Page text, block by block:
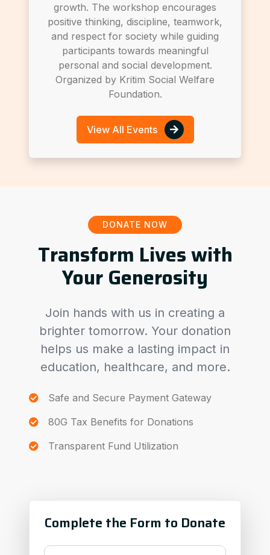
growth. The workshop encourages
positive thinking, discipline, teamwork,
and respect for society while guiding
participants towards meaningful
personal and social development.
Organized by Kritim Social Welfare
Foundation.
View All Events
DONATE NOW
Transform Lives with
Your Generosity
Join hands with us in creating a
brighter tomorrow. Your donation
helps us make a lasting impact in
education, healthcare, and more.
Safe and Secure Payment Gateway
80G Tax Benefits for Donations
Transparent Fund Utilization
Complete the Form to Donate